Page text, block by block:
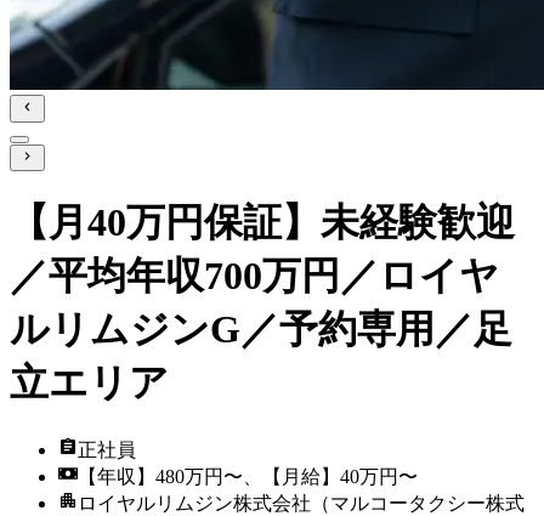
【月40万円保証】未経験歓迎
／平均年収700万円／ロイヤ
ルリムジンG／予約専用／足
立エリア
正社員
【年収】480万円〜、【月給】40万円〜
ロイヤルリムジン株式会社（マルコータクシー株式